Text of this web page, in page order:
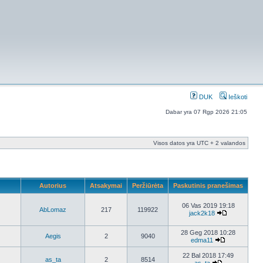
DUK Ieškoti
Dabar yra 07 Rgp 2026 21:05
Visos datos yra UTC + 2 valandos
Autorius Atsakymai Peržiūrėta Paskutinis pranešimas
AbLomaz 217 119922
06 Vas 2019 19:18
jack2k18
Aegis 2 9040
28 Geg 2018 10:28
edma11
as_ta 2 8514
22 Bal 2018 17:49